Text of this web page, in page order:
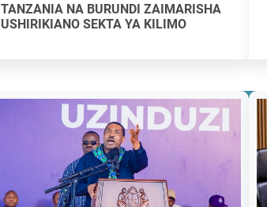
TANZANIA NA BURUNDI ZAIMARISHA
USHIRIKIANO SEKTA YA KILIMO